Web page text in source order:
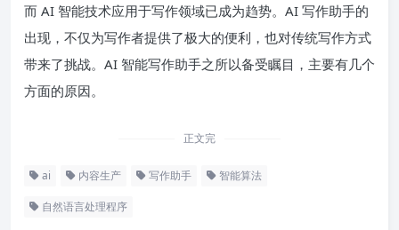
而 AI 智能技术应用于写作领域已成为趋势。AI 写作助手的
出现，不仅为写作者提供了极大的便利，也对传统写作方式
带来了挑战。AI 智能写作助手之所以备受瞩目，主要有几个
方面的原因。
正文完
ai 内容生产 写作助手 智能算法
自然语言处理程序